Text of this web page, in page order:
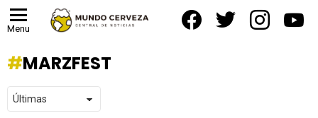
Menu
MARZFEST